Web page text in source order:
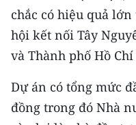
NHÂN DÂN HẰNG
MUA BÁO
ĐỌC BÁO IN
chắc có hiệu quả
hội kết nối Tây
và Thành phố Hồ
Dự án có tổng mức
đồng trong đó Nhà